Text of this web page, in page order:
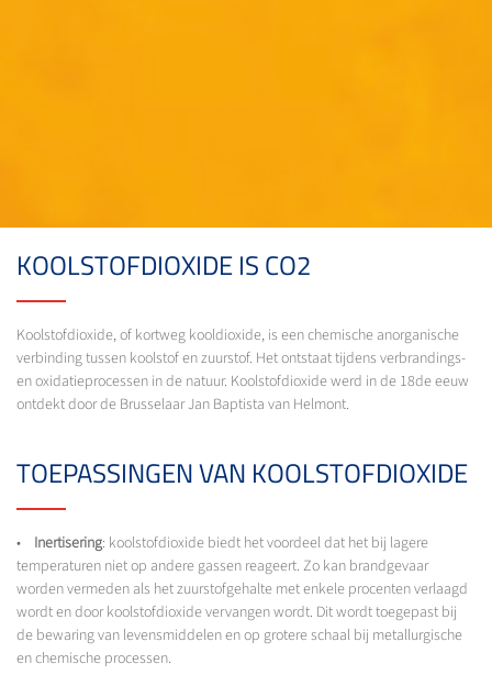
KOOLSTOFDIOXIDE IS CO2
Koolstofdioxide, of kortweg kooldioxide, is een chemische anorganische
verbinding tussen koolstof en zuurstof. Het ontstaat tijdens verbrandings-
en oxidatieprocessen in de natuur. Koolstofdioxide werd in de 18de eeuw
ontdekt door de Brusselaar Jan Baptista van Helmont.
TOEPASSINGEN VAN KOOLSTOFDIOXIDE
• Inertisering: koolstofdioxide biedt het voordeel dat het bij lagere
temperaturen niet op andere gassen reageert. Zo kan brandgevaar
worden vermeden als het zuurstofgehalte met enkele procenten verlaagd
wordt en door koolstofdioxide vervangen wordt. Dit wordt toegepast bij
de bewaring van levensmiddelen en op grotere schaal bij metallurgische
en chemische processen.